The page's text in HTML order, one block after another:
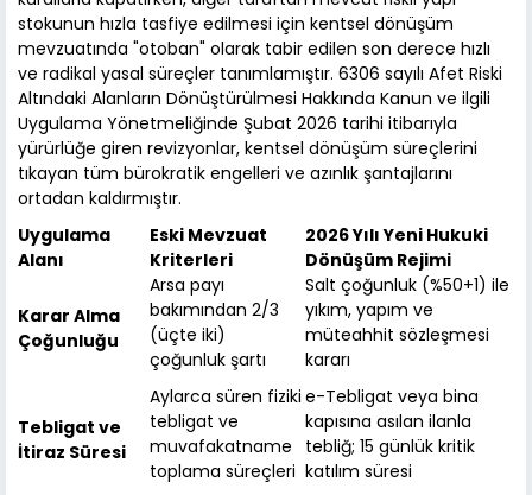
stokunun hızla tasfiye edilmesi için kentsel dönüşüm
mevzuatında "otoban" olarak tabir edilen son derece hızlı
ve radikal yasal süreçler tanımlamıştır. 6306 sayılı Afet Riski
Altındaki Alanların Dönüştürülmesi Hakkında Kanun ve ilgili
Uygulama Yönetmeliğinde Şubat 2026 tarihi itibarıyla
yürürlüğe giren revizyonlar, kentsel dönüşüm süreçlerini
tıkayan tüm bürokratik engelleri ve azınlık şantajlarını
ortadan kaldırmıştır.
Uygulama
Alanı
Eski Mevzuat
Kriterleri
2026 Yılı Yeni Hukuki
Dönüşüm Rejimi
Karar Alma
Çoğunluğu
Arsa payı
bakımından 2/3
(üçte iki)
çoğunluk şartı
Salt çoğunluk (%50+1) ile
yıkım, yapım ve
müteahhit sözleşmesi
kararı
Tebligat ve
İtiraz Süresi
Aylarca süren fiziki
tebligat ve
muvafakatname
toplama süreçleri
e-Tebligat veya bina
kapısına asılan ilanla
tebliğ; 15 günlük kritik
katılım süresi